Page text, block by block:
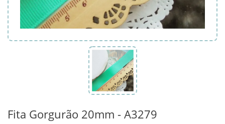
Fita Gorgurão 20mm - A3279